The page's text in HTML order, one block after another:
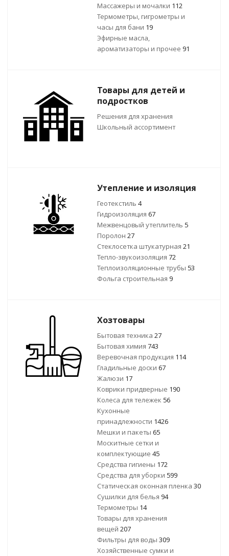
Массажеры и мочалки 112
Термометры, гигрометры и
часы для бани 19
Эфирные масла,
ароматизаторы и прочее 91
Товары для детей и
подростков
Решения для хранения
Школьный ассортимент
Утепление и изоляция
Геотекстиль 4
Гидроизоляция 67
Межвенцовый утеплитель 5
Поролон 27
Стеклосетка штукатурная 21
Тепло-звукоизоляция 72
Теплоизоляционные трубы 53
Фольга строительная 9
Хозтовары
Бытовая техника 27
Бытовая химия 743
Веревочная продукция 114
Гладильные доски 67
Жалюзи 17
Коврики придверные 190
Колеса для тележек 56
Кухонные
принадлежности 1426
Мешки и пакеты 65
Москитные сетки и
комплектующие 45
Средства гигиены 172
Средства для уборки 599
Статическая оконная пленка 30
Сушилки для белья 94
Термометры 14
Товары для хранения
вещей 207
Фильтры для воды 309
Хозяйственные сумки и